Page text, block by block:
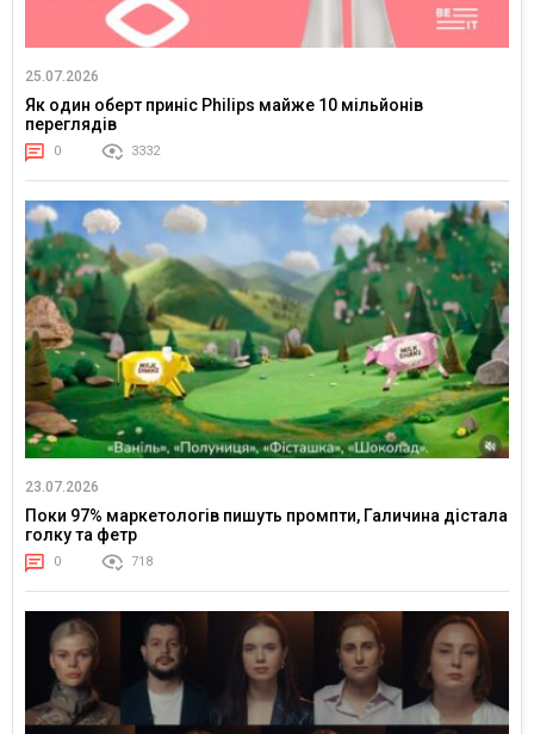
25.07.2026
Як один оберт приніс Philips майже 10 мільйонів
переглядів
0 3332
23.07.2026
Поки 97% маркетологів пишуть промпти, Галичина дістала
голку та фетр
0 718